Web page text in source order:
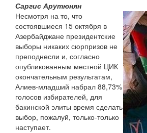
Саргис Арутюнян
Несмотря на то, что
состоявшиеся 15 октября в
Азербайджане президентские
выборы никаких сюрпризов не
преподнесли и, согласно
опубликованным местной ЦИК
окончательным результатам,
Алиев-младший набрал 88,73%
голосов избирателей, для
бакинской элиты время сделать
выбор, пожалуй, только-только
наступает.